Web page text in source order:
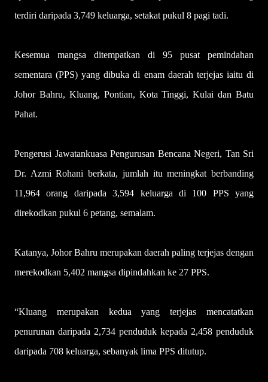
terdiri daripada 3,749 keluarga, setakat pukul 8 pagi tadi.
Kesemua mangsa ditempatkan di 95 pusat pemindahan
sementara (PPS) yang dibuka di enam daerah terjejas iaitu di
Johor Bahru, Kluang, Pontian, Kota Tinggi, Kulai dan Batu
Pahat.
Pengerusi Jawatankuasa Pengurusan Bencana Negeri, Tan Sri
Dr. Azmi Rohani berkata, jumlah itu meningkat berbanding
11,964 orang daripada 3,594 keluarga di 100 PPS yang
direkodkan pukul 6 petang, semalam.
Katanya, Johor Bahru merupakan daerah paling terjejas dengan
merekodkan 5,402 mangsa dipindahkan ke 27 PPS.
“Kluang merupakan kedua yang terjejas mencatatkan
penurunan daripada 2,734 penduduk kepada 2,458 penduduk
daripada 708 keluarga, sebanyak lima PPS ditutup.